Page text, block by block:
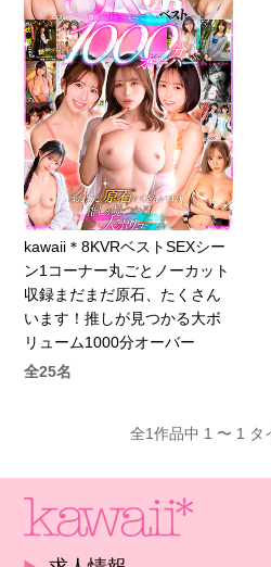
kawaii＊8KVRベストSEXシー
ン1コーナー丸ごとノーカット
収録まだまだ原石、たくさん
います！推しが見つかる大ボ
リューム1000分オーバー
全25名
全1作品中 1 〜 1 タ